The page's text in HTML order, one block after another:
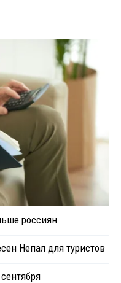
россиян
Непал для туристов